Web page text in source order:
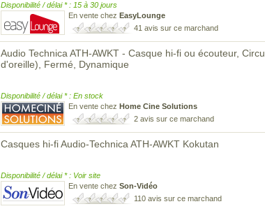
Disponibilité / délai * : 15 à 30 jours
En vente chez EasyLounge
41 avis sur ce marchand
Audio Technica ATH-AWKT - Casque hi-fi ou écouteur,
d'oreille), Fermé, Dynamique
Disponibilité / délai * : En stock
En vente chez Home Cine Solutions
2 avis sur ce marchand
Casques hi-fi Audio-Technica ATH-AWKT Kokutan
Disponibilité / délai * : Voir site
En vente chez Son-Vidéo
110 avis sur ce marchand